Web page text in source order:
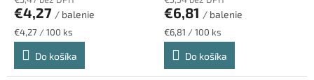
€4,27 / balenie
Jednotková
cena:
€4,27 / 100 ks
Do košíka
€6,81 / balenie
Jednotková
cena:
€6,81 / 100 ks
Do košíka